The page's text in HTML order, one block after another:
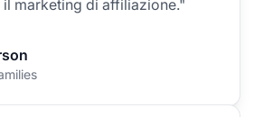
marketing di affiliazione."